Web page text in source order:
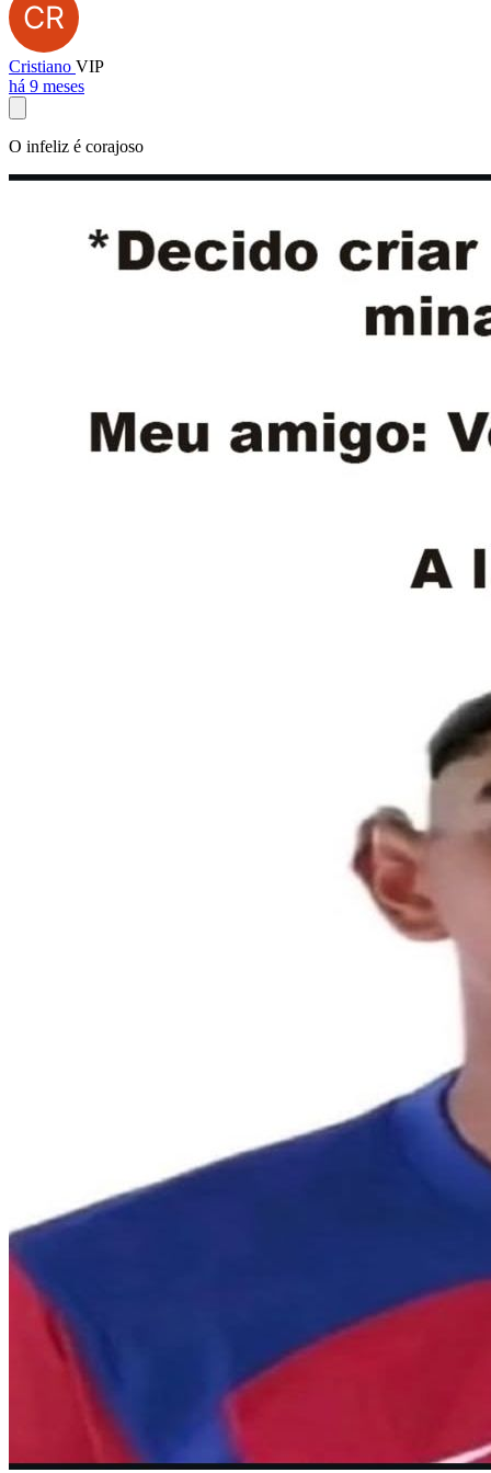
Cristiano VIP
há 9 meses
O infeliz é corajoso